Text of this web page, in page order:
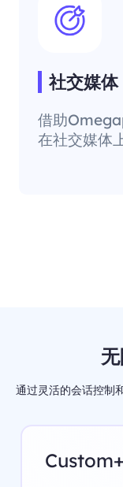
社交媒体
借助
在社交媒体
通过灵活的会话控制
Custom+